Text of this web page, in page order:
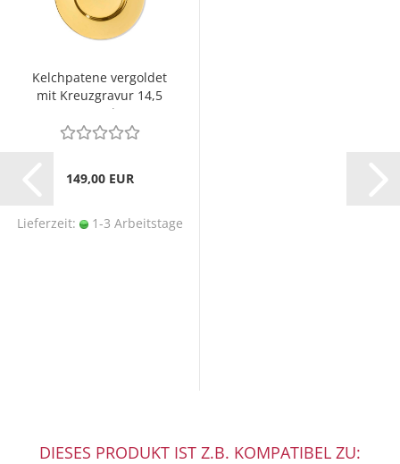
Kelchpatene vergoldet
mit Kreuzgravur 14,5
cm Ø
149,00 EUR
Lieferzeit: 1-3 Arbeitstage
DIESES PRODUKT IST Z.B. KOMPATIBEL ZU: